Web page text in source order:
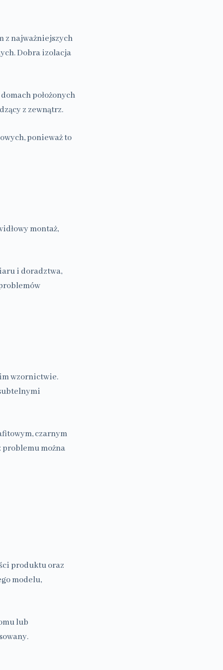
z najważniejszych
Dobra izolacja
położonych
z zewnątrz.
ponieważ to
montaż,
i doradztwa,
wzornictwie.
czarnym
można
produktu oraz
modelu,
lub